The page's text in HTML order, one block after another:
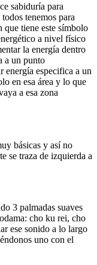
sabiduría para
tenemos para
tiene este símbolo
a nivel físico
la energía dentro
a un punto
energía especifica a un
en esa área y lo que
a esa zona
básicas y así no
se traza de izquierda a
3 palmadas suaves
cho ku rei, cho
ese sonido a lo largo
uno con el